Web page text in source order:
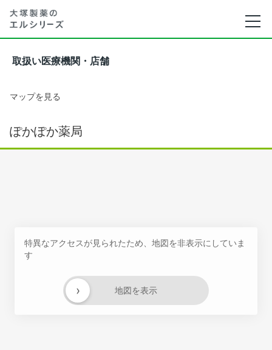
取扱い医療機関・店舗
マップを見る
ぽかぽか薬局
特異なアクセスが見られたため、地図を非表示にしていま
す
地図を表示
›